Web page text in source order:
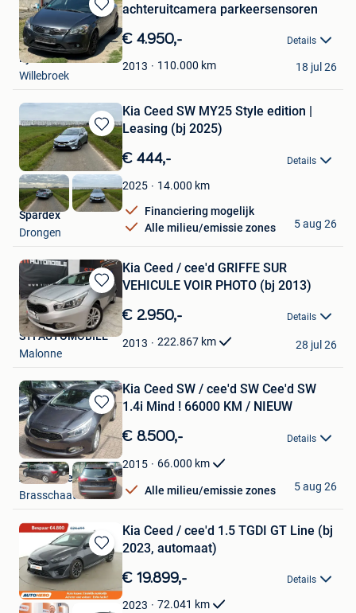
Bewaren
in
Mijn
Favorieten
achteruitcamera parkeersensoren
€ 4.950,- Details
2013 110.000 km
Ilyes
Willebroek
18 jul 26
Bewaren
in
Mijn
Favorieten
Kia Ceed SW MY25 Style edition |
Leasing (bj 2025)
€ 444,- Details
2025 14.000 km
Financiering mogelijk
Alle milieu/emissie zones
Spardex
Drongen
5 aug 26
Bewaren
in
Mijn
Favorieten
Kia Ceed / cee'd GRIFFE SUR
VEHICULE VOIR PHOTO (bj 2013)
€ 2.950,- Details
2013 222.867 km
STI AUTOMOBILE
Malonne
28 jul 26
Bewaren
in
Mijn
Favorieten
Kia Ceed SW / cee'd SW Cee'd SW
1.4i Mind ! 66000 KM / NIEUW
€ 8.500,- Details
2015 66.000 km
Alle milieu/emissie zones
Alain Pype
Brasschaat
5 aug 26
Bewaren
in
Favorieten
Kia Ceed / cee'd 1.5 TGDI GT Line (bj
2023, automaat)
€ 19.899,- Details
2023 72.041 km